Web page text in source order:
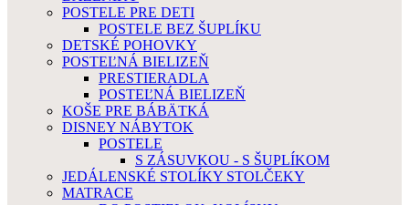
POSTELE PRE DETI
POSTELE BEZ ŠUPLÍKU
DETSKÉ POHOVKY
POSTEĽNÁ BIELIZEŇ
PRESTIERADLA
POSTEĽNÁ BIELIZEŇ
KOŠE PRE BÁBÄTKÁ
DISNEY NÁBYTOK
POSTELE
S ZÁSUVKOU - S ŠUPLÍKOM
JEDÁLENSKÉ STOLÍKY STOLČEKY
MATRACE